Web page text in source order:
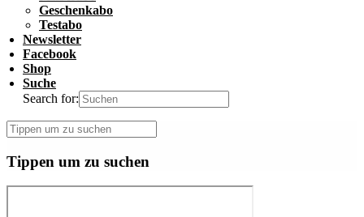
Geschenkabo
Testabo
Newsletter
Facebook
Shop
Suche
Search for:
Tippen um zu suchen